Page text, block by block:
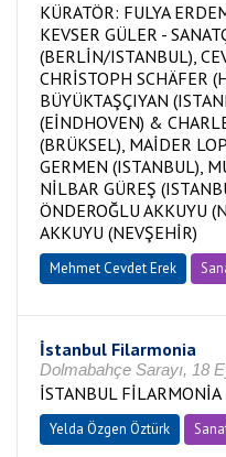
KÜRATÖR: FULYA
KEVSER GÜLER -
(BERLİN/ISTANBUL),
CHRİSTOPH SCHÄFER
BÜYÜKTAŞÇIYAN
(EİNDHOVEN) &
(BRÜKSEL), MAİDER
GERMEN (ISTANBUL),
NİLBAR GÜREŞ
ÖNDEROĞLU AKKUYU
AKKUYU (NEVŞEHİR)
Mehmet Cevdet Erek
İstanbul Filarmonia
Dolmabahçe Sarayı, 18
İSTANBUL FİLARMONİA
Yelda Özgen Öztürk